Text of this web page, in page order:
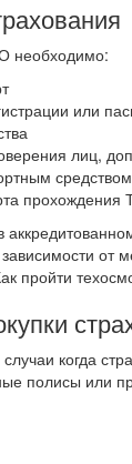
необходимо:
или
лиц,
средством
прохождения
от
пройти
когда
полисы или